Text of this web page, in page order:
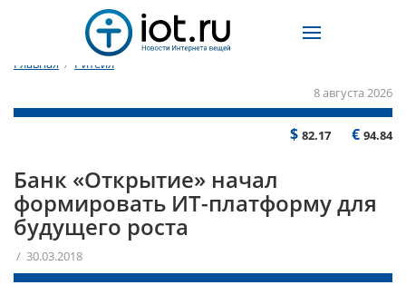
Главная / Ритейл
8 августа 2026
$ 82.17 € 94.84
Банк «Открытие» начал
формировать ИТ-платформу для
будущего роста
/ 30.03.2018